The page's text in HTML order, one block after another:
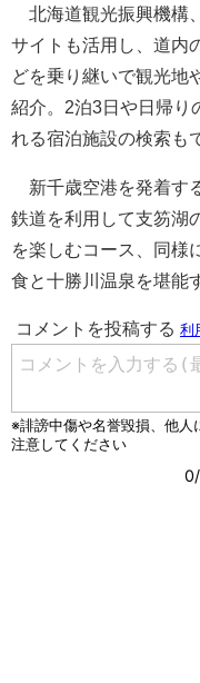
北海道観光振興機構
サイトも活用し、道内
どを乗り継いで観光地
紹介。2泊3日や日帰り
れる宿泊施設の検索も
新千歳空港を発着す
鉄道を利用して支笏湖
を楽しむコース、同様
食と十勝川温泉を堪能